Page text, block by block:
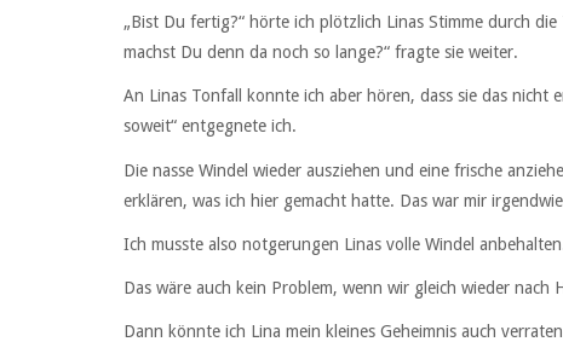
„Bist Du fertig?“ hörte ich plötzlich Linas Stimme durch
machst Du denn da noch so lange?“ fragte sie weiter.
An Linas Tonfall konnte ich aber hören, dass sie das nicht
soweit“ entgegnete ich.
Die nasse Windel wieder ausziehen und eine frische
erklären, was ich hier gemacht hatte. Das war mir
Ich musste also notgerungen Linas volle Windel
Das wäre auch kein Problem, wenn wir gleich wieder nach
Dann könnte ich Lina mein kleines Geheimnis auch